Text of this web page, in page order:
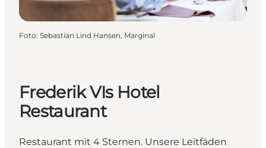
Foto: Sebastian Lind Hansen, Marginal
Frederik VIs Hotel
Restaurant
Restaurant mit 4 Sternen. Unsere Leitfäden